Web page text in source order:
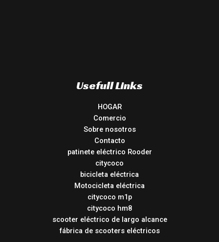
Usefull Links
HOGAR
Comercio
Sobre nosotros
Contacto
patinete eléctrico Rooder
citycoco
bicicleta eléctrica
Motocicleta eléctrica
citycoco m1p
citycoco hm8
scooter eléctrico de largo alcance
fábrica de scooters eléctricos